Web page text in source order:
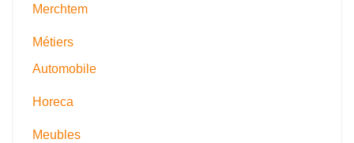
Merchtem
Métiers
Automobile
Horeca
Meubles